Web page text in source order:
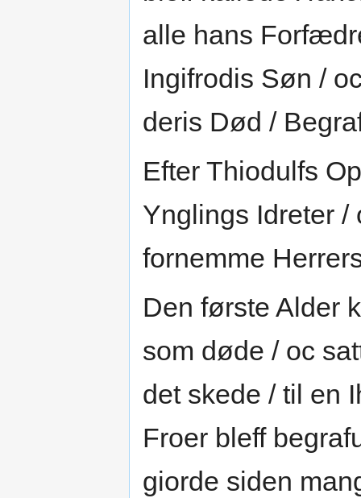
alle hans
Ingifrodis Søn /
deris Død /
Efter Thiodulfs
Ynglings Idreter /
fornemme
Den første Alder
som døde / oc
det skede / til en
Froer bleff
giorde siden